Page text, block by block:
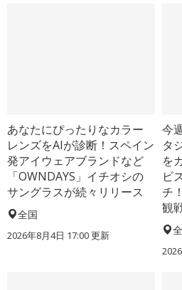
あなたにぴったりなカラー
レンズをAIが診断！スペイン
発アイウェアブランドなど
「OWNDAYS」イチオシの
サングラスが続々リリース
全国
2026年8月4日 17:00更新
今
タ
を
ビ
チ
観